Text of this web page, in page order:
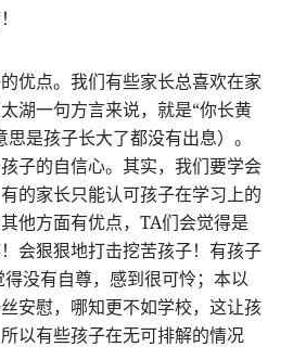
优点。我们有些家长总喜欢在家
湖一句方言来说，就是“你长黄
思是孩子长大了都没有出息）。
子的自信心。其实，我们要学会
的家长只能认可孩子在学习上的
他方面有优点，TA们会觉得是
会狠狠地打击挖苦孩子！有孩子
没有自尊，感到很可怜；本以
安慰，哪知更不如学校，这让孩
以有些孩子在无可排解的情况